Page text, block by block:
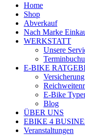
Home
Shop
Abverkauf
Nach Marke
WERKSTATT
Unsere
E-BIKE
Versicherung
E-Bike
Blog
ÜBER UNS
EBIKE 4
Veranstaltungen